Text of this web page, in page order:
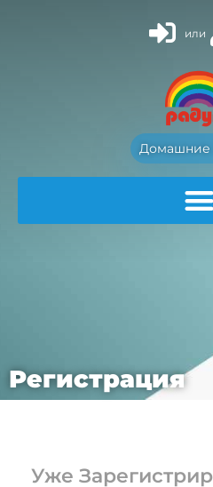
или
Домашние
Регистрация
Уже